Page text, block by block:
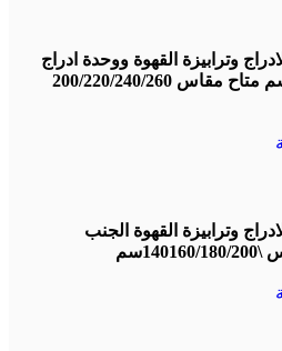
وترابيزة القهوة ووحدة ادراج
اضافية والقرصة تخانة 5 سم متاح مقاس 200/220/240/260
وترابيزة القهوة الجنب